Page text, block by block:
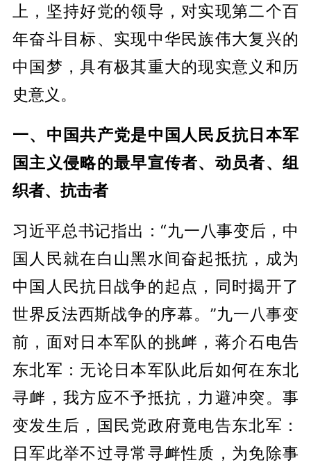
上，坚持好党的领导，对实现第二个百
年奋斗目标、实现中华民族伟大复兴的
中国梦，具有极其重大的现实意义和历
史意义。
一、中国共产党是中国人民反抗日本军
国主义侵略的最早宣传者、动员者、组
织者、抗击者
习近平总书记指出：“九一八事变后，中
国人民就在白山黑水间奋起抵抗，成为
中国人民抗日战争的起点，同时揭开了
世界反法西斯战争的序幕。”九一八事变
前，面对日本军队的挑衅，蒋介石电告
东北军：无论日本军队此后如何在东北
寻衅，我方应不予抵抗，力避冲突。事
变发生后，国民党政府竟电告东北军：
日军此举不过寻常寻衅性质，为免除事